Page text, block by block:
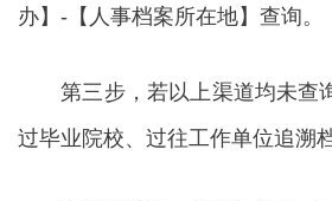
办】-【人事档案所在地】查询。
第三步，若以上渠道均未查
过毕业院校、过往工作单位追溯